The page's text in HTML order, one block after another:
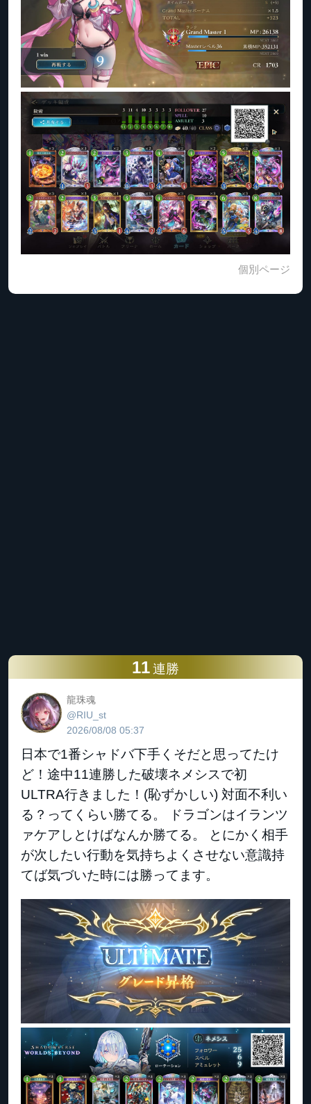
個別ページ
11 連勝
龍珠魂
@RIU_st
2026/08/08 05:37
日本で1番シャドバ下手くそだと思ってたけ
ど！途中11連勝した破壊ネメシスで初
ULTRA行きました！(恥ずかしい) 対面不利い
る？ってくらい勝てる。 ドラゴンはイランツ
ァケアしとけばなんか勝てる。 とにかく相手
が次したい行動を気持ちよくさせない意識持
てば気づいた時には勝ってます。